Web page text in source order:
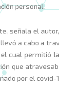
personal.
señala el
a cabo a
cual permitió
que
por el covid-